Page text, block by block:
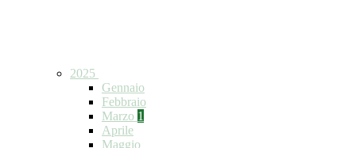
2025
Gennaio
Febbraio
Marzo 1
Aprile
Maggio